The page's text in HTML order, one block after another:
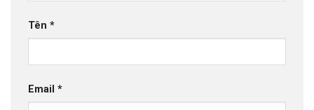
Tên *
Email *